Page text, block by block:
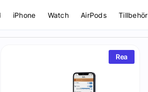
iPhone Watch AirPods Tillbehör
Rea